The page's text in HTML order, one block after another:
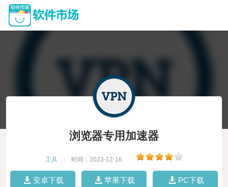
浏览器专用加速器
工具 时间：2023-12-16
安卓下载 苹果下载 PC下载